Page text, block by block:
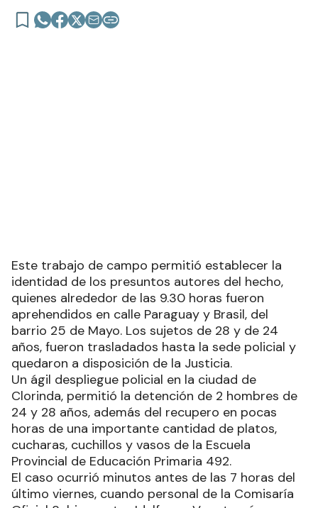
Este trabajo de campo permitió establecer la
identidad de los presuntos autores del hecho,
quienes alrededor de las 9.30 horas fueron
aprehendidos en calle Paraguay y Brasil, del
barrio 25 de Mayo. Los sujetos de 28 y de 24
años, fueron trasladados hasta la sede policial y
quedaron a disposición de la Justicia.
Un ágil despliegue policial en la ciudad de
Clorinda, permitió la detención de 2 hombres de
24 y 28 años, además del recupero en pocas
horas de una importante cantidad de platos,
cucharas, cuchillos y vasos de la Escuela
Provincial de Educación Primaria 492.
El caso ocurrió minutos antes de las 7 horas del
último viernes, cuando personal de la Comisaría